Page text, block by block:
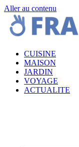
Aller au contenu
CUISINE
MAISON
JARDIN
VOYAGE
ACTUALITE